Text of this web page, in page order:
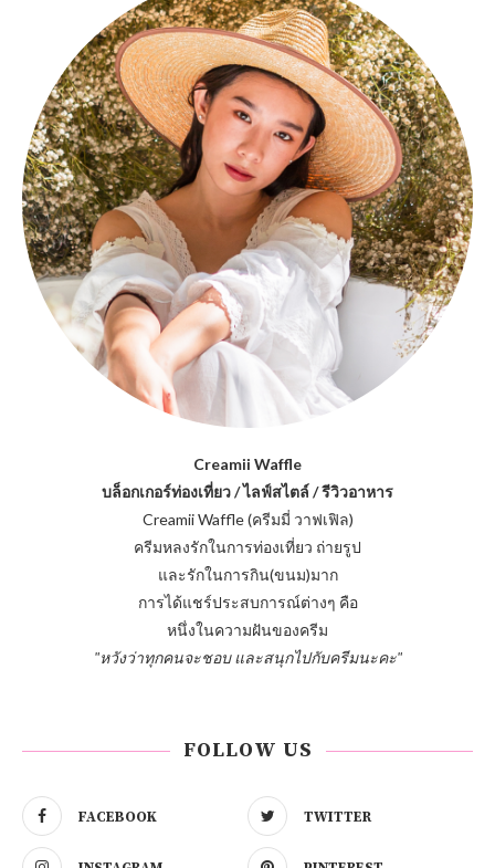
Creamii Waffle
บล็อกเกอร์ท่องเที่ยว / ไลฟ์สไตล์ / รีวิวอาหาร
Creamii Waffle (ครีมมี่ วาฟเฟิล)
ครีมหลงรักในการท่องเที่ยว ถ่ายรูป
และรักในการกิน(ขนม)มาก
การได้แชร์ประสบการณ์ต่างๆ คือ
หนึ่งในความฝันของครีม
"หวังว่าทุกคนจะชอบ และสนุกไปกับครีมนะคะ"
FOLLOW US
FACEBOOK TWITTER